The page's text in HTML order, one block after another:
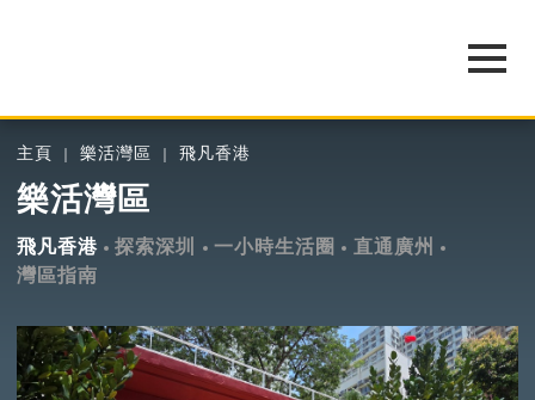
主頁 樂活灣區 飛凡香港
樂活灣區
飛凡香港 探索深圳 一小時生活圈
直通廣州
灣區指南